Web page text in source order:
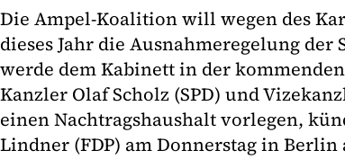
Die Ampel-Koalition will wegen des
dieses Jahr die Ausnahmeregelung
werde dem Kabinett in der
Kanzler Olaf Scholz (SPD) und
einen Nachtragshaushalt vorlegen,
Lindner (FDP) am Donnerstag in Berlin